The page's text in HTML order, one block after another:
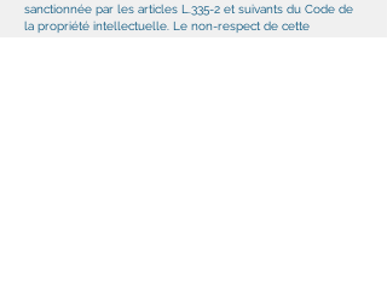
sanctionnée par les articles L.335-2 et suivants du Code de
la propriété intellectuelle. Le non-respect de cette